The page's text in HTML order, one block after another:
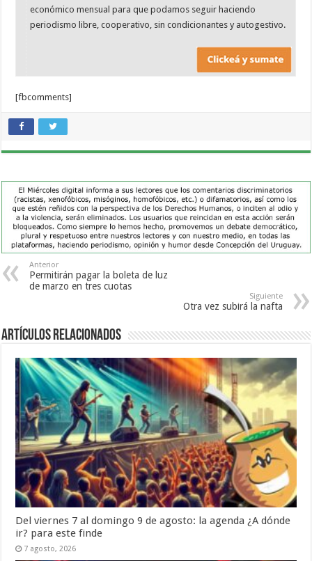
económico mensual para que podamos seguir haciendo
periodismo libre, cooperativo, sin condicionantes y autogestivo.
[fbcomments]
Anterior
Permitirán pagar la boleta de luz
de marzo en tres cuotas
Siguiente
Otra vez subirá la nafta
Artículos Relacionados
Del viernes 7 al domingo 9 de agosto: la agenda ¿A dónde
ir? para este finde
7 agosto, 2026